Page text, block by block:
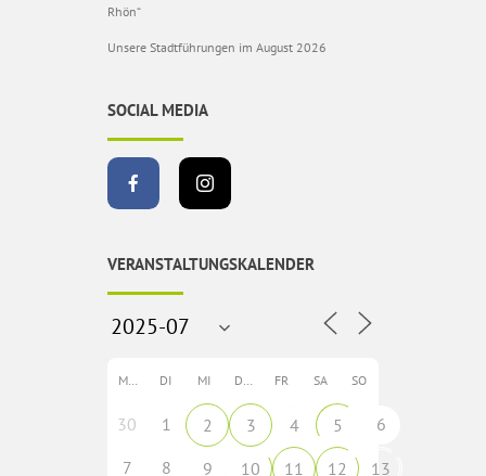
Rhön“
Unsere Stadtführungen im August 2026
SOCIAL MEDIA
VERANSTALTUNGSKALENDER
MO DI MI DO FR SA SO
30 1 2 3 4 5
6
7
8 9 10 11 12 13